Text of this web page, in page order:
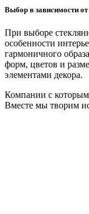
Выбор в зависимости от
При выборе
особенности
гармоничного
форм, цветов и
элементами декора.
Компании с
Вместе мы творим